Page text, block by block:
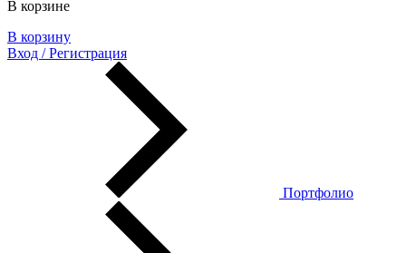
В корзине
В корзину
Вход / Регистрация
Портфолио